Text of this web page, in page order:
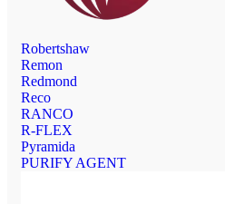
Robertshaw
Remon
Redmond
Reco
RANCO
R-FLEX
Pyramida
PURIFY AGENT